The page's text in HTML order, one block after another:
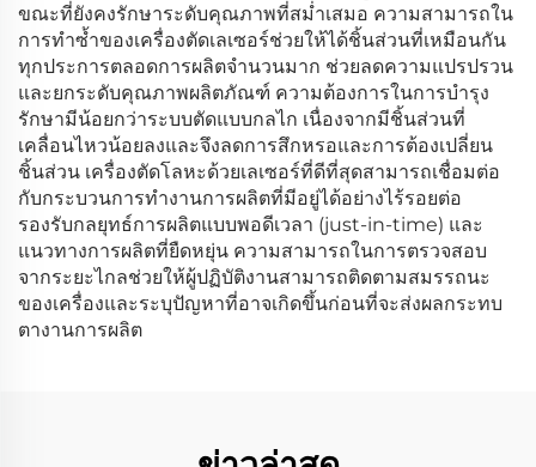
ขณะที่ยังคงรักษาระดับคุณภาพที่สม่ำเสมอ ความสามารถใน
การทำซ้ำของเครื่องตัดเลเซอร์ช่วยให้ได้ชิ้นส่วนที่เหมือนกัน
ทุกประการตลอดการผลิตจำนวนมาก ช่วยลดความแปรปรวน
และยกระดับคุณภาพผลิตภัณฑ์ ความต้องการในการบำรุง
รักษามีน้อยกว่าระบบตัดแบบกลไก เนื่องจากมีชิ้นส่วนที่
เคลื่อนไหวน้อยลงและจึงลดการสึกหรอและการต้องเปลี่ยน
ชิ้นส่วน เครื่องตัดโลหะด้วยเลเซอร์ที่ดีที่สุดสามารถเชื่อมต่อ
กับกระบวนการทำงานการผลิตที่มีอยู่ได้อย่างไร้รอยต่อ
รองรับกลยุทธ์การผลิตแบบพอดีเวลา (just-in-time) และ
แนวทางการผลิตที่ยืดหยุ่น ความสามารถในการตรวจสอบ
จากระยะไกลช่วยให้ผู้ปฏิบัติงานสามารถติดตามสมรรถนะ
ของเครื่องและระบุปัญหาที่อาจเกิดขึ้นก่อนที่จะส่งผลกระทบ
ตางานการผลิต